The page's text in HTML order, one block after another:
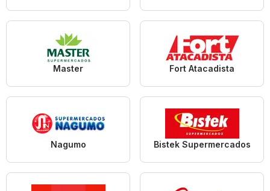
Master Fort Atacadista
Nagumo Bistek Supermercados